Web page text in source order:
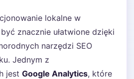
lokalne w
znacznie ułatwione dzięki
narzędzi SEO
Jednym z
jest Google Analytics, które